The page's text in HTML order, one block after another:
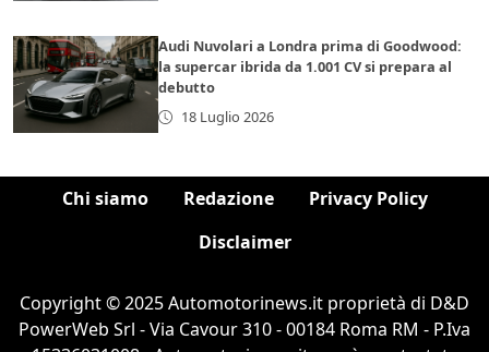
Audi Nuvolari a Londra prima di Goodwood:
la supercar ibrida da 1.001 CV si prepara al
debutto
18 Luglio 2026
Chi siamo Redazione
Privacy Policy
Disclaimer
Copyright © 2025 Automotorinews.it proprietà di D&D
PowerWeb Srl - Via Cavour 310 - 00184 Roma RM - P.Iva